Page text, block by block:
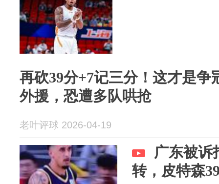
再砍39分+7记三分！这才是争
外援，恐遭多队哄抢
老叶评球 2026-04-19
广东被诉
转，皮特森